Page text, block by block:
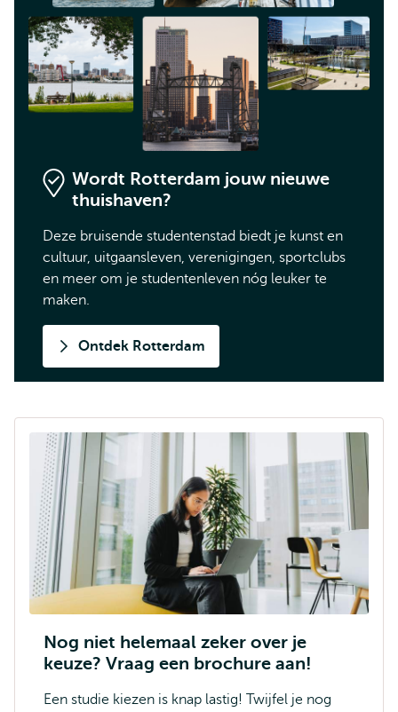
Wordt Rotterdam jouw nieuwe
thuishaven?
Deze bruisende studentenstad biedt je kunst en
cultuur, uitgaansleven, verenigingen, sportclubs
en meer om je studentenleven nóg leuker te
maken.
Ontdek Rotterdam
Nog niet helemaal zeker over je
keuze? Vraag een brochure aan!
Een studie kiezen is knap lastig! Twijfel je nog